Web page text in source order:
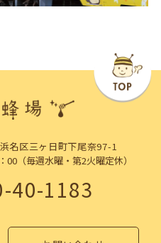
名区三ヶ日町下尾奈97-1
00（毎週水曜・第2火曜定休）
40-1183